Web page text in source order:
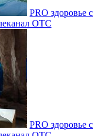
PRO здоровье с
ОТС
PRO здоровье с